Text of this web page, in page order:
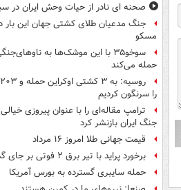
صحنه ای نادر از حیات وحش ایران در
جنگ مدعیان طلای کشتی جهان این بار
مسکو
سوخو۳۵ با این موشک‌ها به
حمله می‌کند
را سرنگون کردیم
ترامپ مقاله‌ای را با عنوان پیروزی
جنگ ایران بازنشر کرد
قیمت جهانی طلا امروز ۱۶ مرداد
برخورد پراید با تیر برق ۲ فوتی بر جای گذاشت
حمله سایبری گسترده به بورس آمریکا